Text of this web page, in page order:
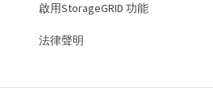
啟用StorageGRID 功能
法律聲明